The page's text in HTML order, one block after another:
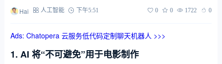
Hai 人工智能 下午5:51 0 0 1722 0
Ads: Chatopera 云服务低代码定制聊天机器人 >>>
1. AI 将“不可避免”用于电影制作